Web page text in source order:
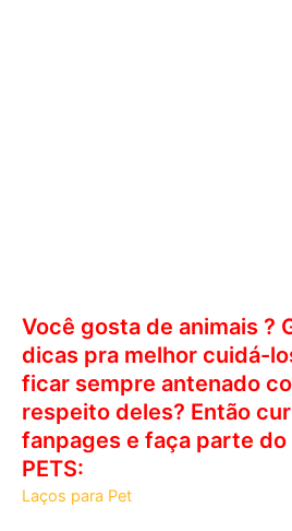
Você gosta de animais ?
dicas pra melhor cuidá-
ficar sempre antenado
respeito deles? Então
fanpages e faça parte do
PETS:
Laços para Pet